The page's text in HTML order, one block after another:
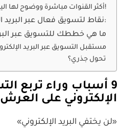
أكثر القنوات مباشرة ووضوح لها اليد العليا بالنهاية!
9 نقاط لتسويق فعال عبر البريد الإلكتروني:
ما هي خططك للتسويق عبر
مستقبل التسويق عبر البريد
تحول جذري؟
9 أسباب وراء تربع
الإلكتروني على
«لن يختفي البريد الإلكتروني»